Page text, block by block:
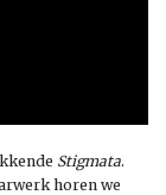
Stigmata.
horen we